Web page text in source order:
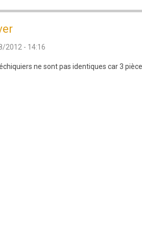
2012 - 14:16
ne sont pas identiques car 3